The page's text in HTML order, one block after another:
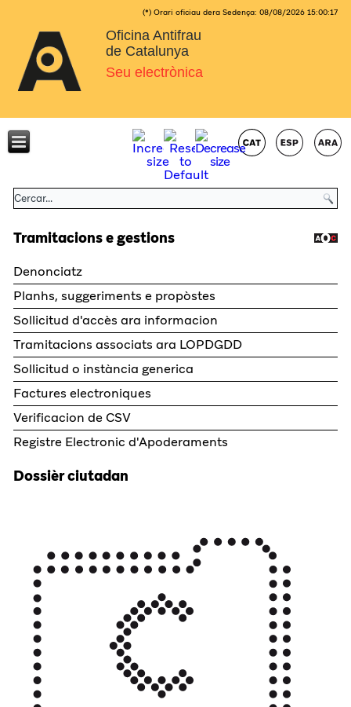
(*) Orari oficiau dera Sedença: 08/08/2026 15:00:17
Oficina Antifrau
de Catalunya
Seu electrònica
Tramitacions e gestions
Denonciatz
Planhs, suggeriments e propòstes
Sollicitud d'accès ara informacion
Tramitacions associats ara LOPDGDD
Sollicitud o instància generica
Factures electroniques
Verificacion de CSV
Registre Electronic d'Apoderaments
Dossièr ciutadan